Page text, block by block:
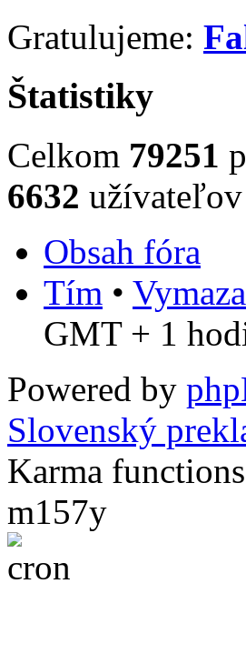
Gratulujeme:
Štatistiky
Celkom 79251
6632
Obsah fóra
Tím •
GMT + 1
Powered by
Slovenský
Karma
m157y